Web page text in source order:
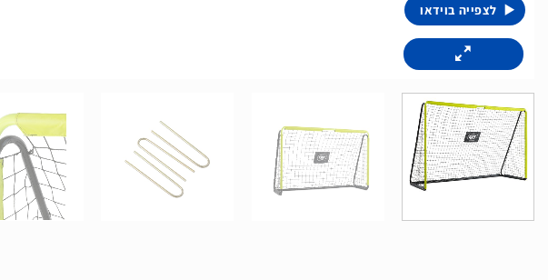
לצפייה בוידאו